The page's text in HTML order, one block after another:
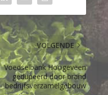
VOLGENDE
Voedselbank Hoogeveen
gedupeerd door brand
bedrijfsverzamelgebouw